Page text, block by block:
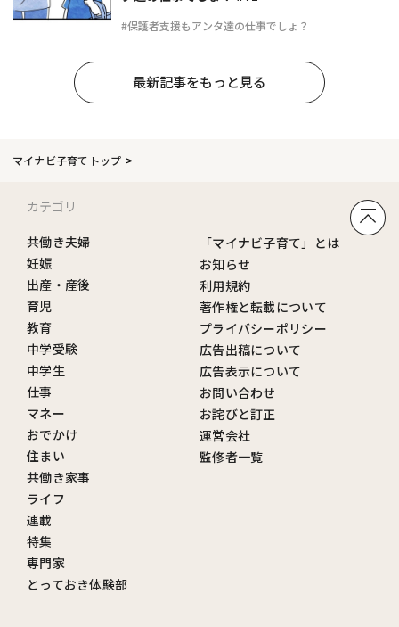
#保護者支援もアンタ達の仕事でしょ？
最新記事をもっと見る
マイナビ子育てトップ
カテゴリ
共働き夫婦
妊娠
出産・産後
育児
教育
中学受験
中学生
仕事
マネー
おでかけ
住まい
共働き家事
ライフ
連載
特集
専門家
とっておき体験部
「マイナビ子育て」とは
お知らせ
利用規約
著作権と転載について
プライバシーポリシー
広告出稿について
広告表示について
お問い合わせ
お詫びと訂正
運営会社
監修者一覧